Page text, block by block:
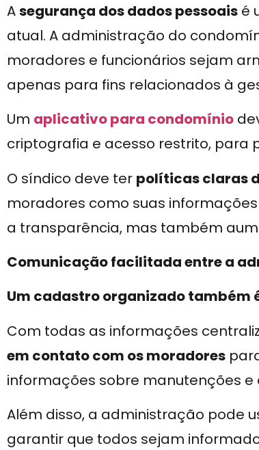
Asegurança dos dados pessoais é
atual. A administração do
moradores e funcionários sejam
apenas para fins relacionados à
Um aplicativo para condomínio
criptografia e acesso restrito, para
O síndico deve ter políticas claras
moradores como suas
a transparência, mas também
Comunicação facilitada entre a
Um cadastro organizado também
Com todas as informações
em contato com os moradores
informações sobre manutenções e
Além disso, a administração pode
garantir que todos sejam